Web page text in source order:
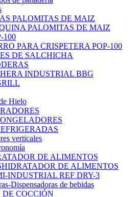
PALOMITAS DE MAIZ
PALOMITAS DE MAIZ
100
PARA CRISPETERA POP-100
DE SALCHICHA
INDUSTRIAL BBG
Hielo
verticales
DE ALIMENTOS
DE ALIMENTOS
INDUSTRIAL REF DRY-3
Dispensadoras de bebidas
DE COCCIÓN